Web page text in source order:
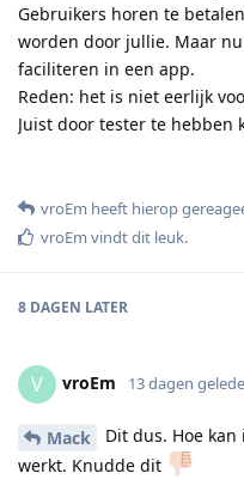
Gebruikers horen te
worden door jullie. Maar
faciliteren in een app.
Reden: het is niet eerlijk
Juist door tester te
vroEm heeft hierop
vroEm vindt dit leuk.
8 DAGEN LATER
V vroEm 13 dagen
Mack
Dit dus. Hoe
werkt. Knudde dit